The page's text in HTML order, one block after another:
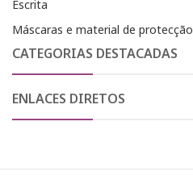
Escrita
Máscaras e material de protecção
CATEGORIAS DESTACADAS
ENLACES DIRETOS